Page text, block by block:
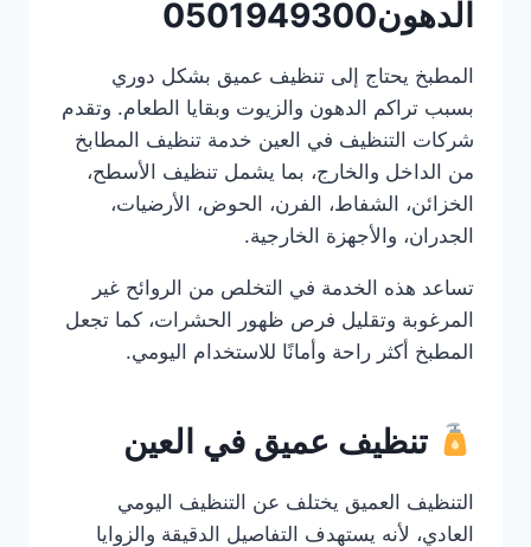
الدهون0501949300
المطبخ يحتاج إلى تنظيف عميق بشكل دوري
بسبب تراكم الدهون والزيوت وبقايا الطعام. وتقدم
شركات التنظيف في العين خدمة تنظيف المطابخ
من الداخل والخارج، بما يشمل تنظيف الأسطح،
الخزائن، الشفاط، الفرن، الحوض، الأرضيات،
الجدران، والأجهزة الخارجية.
تساعد هذه الخدمة في التخلص من الروائح غير
المرغوبة وتقليل فرص ظهور الحشرات، كما تجعل
المطبخ أكثر راحة وأمانًا للاستخدام اليومي.
تنظيف عميق في العين
التنظيف العميق يختلف عن التنظيف اليومي
العادي، لأنه يستهدف التفاصيل الدقيقة والزوايا